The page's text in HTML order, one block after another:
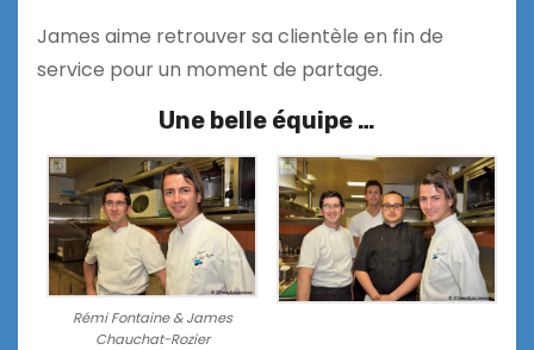
James aime retrouver sa clientèle en fin de
service pour un moment de partage.
Une belle équipe …
Rémi Fontaine & James
Chauchat-Rozier